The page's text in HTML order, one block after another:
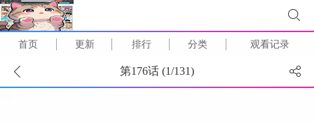
首页 更新 排行 分类 观看记录
第176话 (1/131)